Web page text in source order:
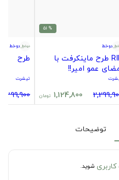
% 51
دوخط
RIP طرح ماینکرفت با
عمو امیر!!
1,124,800 تومان
دوخط
طرح
تیشرت
2,299,900
توضیحات
شوید.